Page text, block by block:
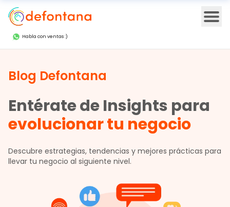
Habla con ventas :)
Blog Defontana
Entérate de Insights para
evolucionar tu negocio
Descubre estrategias, tendencias y mejores prácticas para
llevar tu negocio al siguiente nivel.